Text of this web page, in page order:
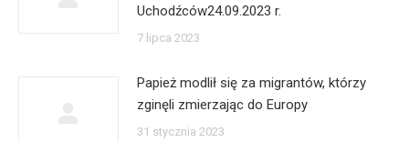
Uchodźców24.09.2023 r.
7 lipca 2023
Papież modlił się za migrantów, którzy
zginęli zmierzając do Europy
31 stycznia 2023